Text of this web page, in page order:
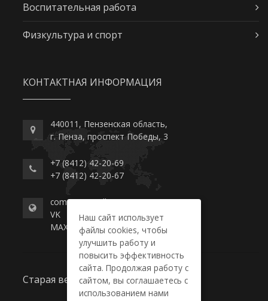
Воспитательная работа
Физкультура и спорт
КОНТАКТНАЯ ИНФОРМАЦИЯ
440011, Пензенская область,
г. Пенза, проспект Победы, 3
+7 (8412) 42-20-69
+7 (8412) 42-20-67
commerce-college.ru
VK
MAX
Старая версия сайта
Наш сайт использует
файлы cookies, чтобы
улучшить работу и
повысить эффективность
сайта. Продолжая работу с
сайтом, вы соглашаетесь с
использованием нами